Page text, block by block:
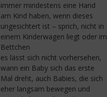
immer mindestens eine Hand
am Kind haben, wenn dieses
ungesichtert ist – sprich, nicht in
einem Kinderwagen liegt oder im
Bettchen
es lässt sich nicht vorhersehen,
wann ein Baby sich das erste
Mal dreht, auch Babies, die sich
eher langsam bewegen und